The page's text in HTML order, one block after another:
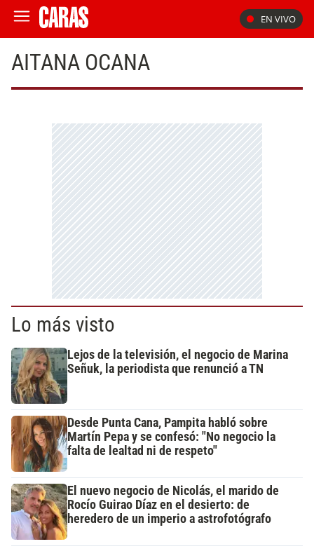
EN VIVO
AITANA OCANA
Lo más visto
Lejos de la televisión, el negocio de Marina
Señuk, la periodista que renunció a TN
Desde Punta Cana, Pampita habló sobre
Martín Pepa y se confesó: "No negocio la
falta de lealtad ni de respeto"
El nuevo negocio de Nicolás, el marido de
Rocío Guirao Díaz en el desierto: de
heredero de un imperio a astrofotógrafo